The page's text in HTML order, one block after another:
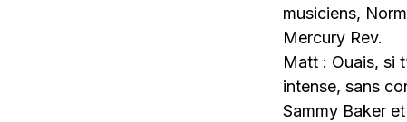
musiciens,
Mercury Rev.
Matt : Ouais, si
intense, sans
Sammy Baker